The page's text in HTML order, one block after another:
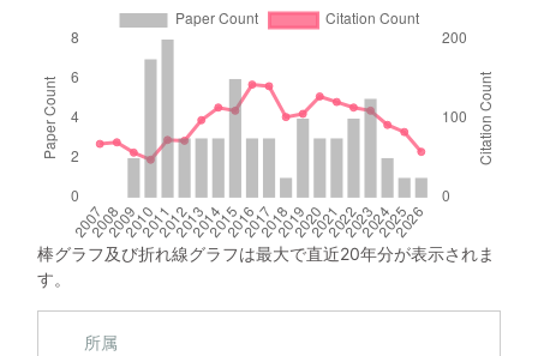
棒グラフ及び折れ線グラフは最大で直近20年分が表示されま
す。
所属